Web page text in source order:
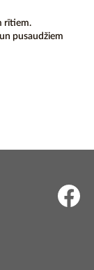
rītiem.
pusaudžiem